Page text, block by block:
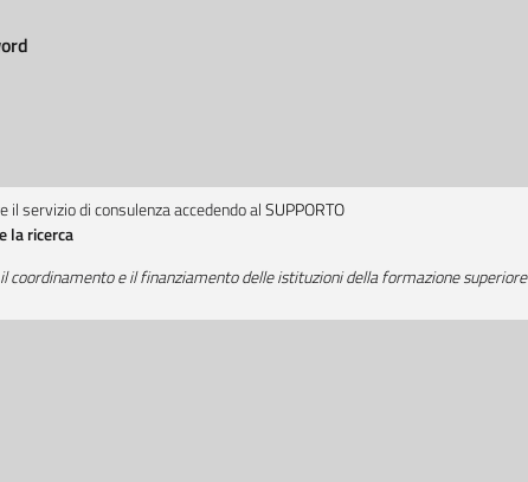
servizio di consulenza accedendo alSUPPORTO
la ricerca
coordinamento e il finanziamento delle istituzioni della formazione superiore